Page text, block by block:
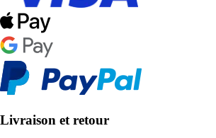
Livraison et retour